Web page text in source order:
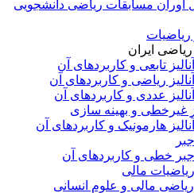
آوران مسابقات ریاضی دانشجویی
ریاضیات
ایران
تابعی و کاربردهای آن
ریاضی و کاربردهای آن
عددی و کاربردهای آن
غیرخطی و بهینه سازی
هارمونیک و کاربردهای آن
خطی و کاربردهای آن
مالی
مالی و علوم انسانی